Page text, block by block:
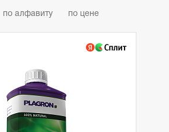
по алфавиту по цене